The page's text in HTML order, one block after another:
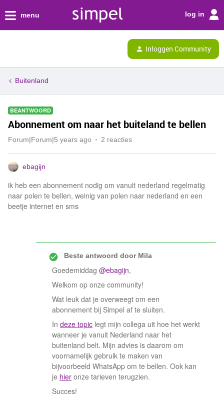
menu log in
Inloggen Community
Buitenland
BEANTWOORD
Abonnement om naar het buiteland te bellen
Forum|Forum|5 years ago 2 reacties
ebagijn
ik heb een abonnement nodig om vanuit nederland regelmatig
naar polen te bellen, weinig van polen naar nederland en een
beetje internet en sms
Beste antwoord doorMila
Goedemiddag @ebagijn,
Welkom op onze community!
Wat leuk dat je overweegt om een
abonnement bij Simpel af te sluiten.
In deze topic legt mijn collega uit hoe het werkt
wanneer je vanuit Nederland naar het
buitenland belt. Mijn advies is daarom om
voornamelijk gebruik te maken van
bijvoorbeeld WhatsApp om te bellen. Ook kan
je hier onze tarieven terugzien.
Succes!